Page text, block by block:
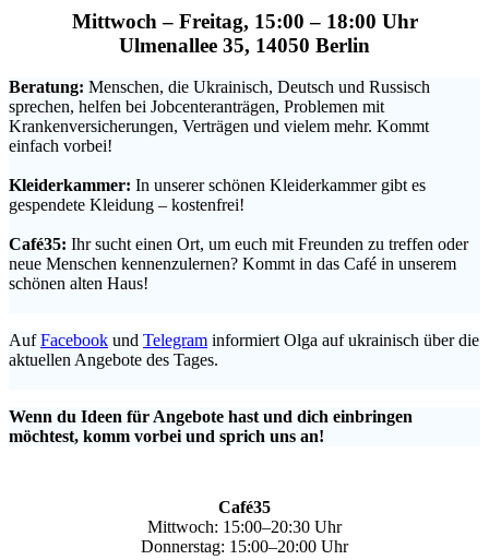
Mittwoch – Freitag, 15:00 – 18:00 Uhr
Ulmenallee 35, 14050 Berlin
Beratung: Menschen, die Ukrainisch, Deutsch und Russisch
sprechen, helfen bei Jobcenteranträgen, Problemen mit
Krankenversicherungen, Verträgen und vielem mehr. Kommt
einfach vorbei!
Kleiderkammer: In unserer schönen Kleiderkammer gibt es
gespendete Kleidung – kostenfrei!
Café35: Ihr sucht einen Ort, um euch mit Freunden zu treffen oder
neue Menschen kennenzulernen? Kommt in das Café in unserem
schönen alten Haus!
AufFacebook und Telegram informiert Olga auf ukrainisch über die
aktuellen Angebote des Tages.
Wenn du Ideen für Angebote hast und dich einbringen
möchtest, komm vorbei und sprich uns an!
Café35
Mittwoch: 15:00–20:30 Uhr
Donnerstag: 15:00–20:00 Uhr